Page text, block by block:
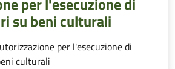
su beni culturali
per l'esecuzione di
culturali